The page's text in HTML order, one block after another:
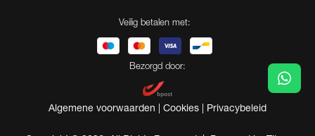
Veilig betalen met:
Bezorgd door:
Algemene voorwaarden Cookies Privacybeleid